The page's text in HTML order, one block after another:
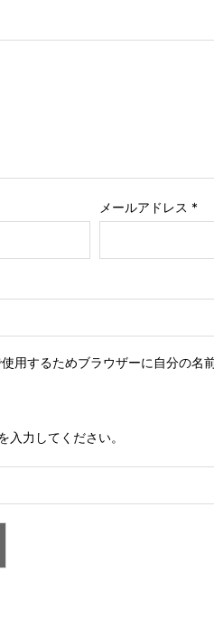
メールアドレス *
用するためブラウザーに自分の名
入力してください。